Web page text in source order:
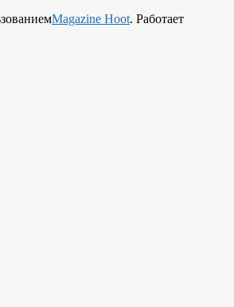
Magazine Hoot. Работает